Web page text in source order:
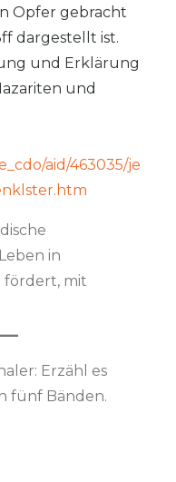
Opfer gebracht
dargestellt ist.
und Erklärung
und
aid/463035/je
in
fördert, mit
Erzähl es
fünf Bänden.